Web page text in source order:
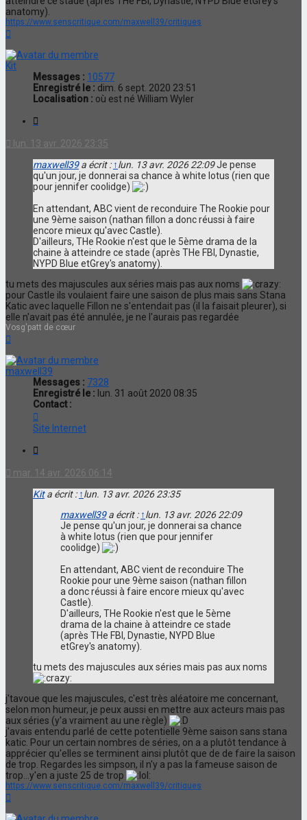
anatomy).
https://www.senscritique.com/maxwell39/critiques
Kit
Messages : 10577
Enregistré le : dim. 6 sept. 2020 23:51
Localisation : où est né William Wyler
lun. 13 avr. 2026 23:35
maxwell39a écrit : ↑lun. 13 avr. 2026 22:09Je pense
qu'un jour, je donnerai sa chance à white lotus (rien que
pour jennifer coolidge)
En attendant, ABC vient de reconduire The Rookie pour
une 9ème saison (nathan fillon a donc réussi à faire
encore mieux qu'avec Castle).
D'ailleurs, THe Rookie n'est que le 5ème drama de la
chaine à atteindre ce stade (après THe FBI, Dynastie,
NYPD Blue etGrey's anatomy).
tu mets des majuscules aux séries mais pas aux noms
pour Castle ils voulaient faire une saison de plus mais sans Stana
Katic avec laquelle Fillon ne s'entendait pas (il la faisait pleurer), si
elle n'avait pas été annulée, je ne l'aurais pas regardée
Vosg'patt de cœur
maxwell39
Messages : 7328
Enregistré le : lun. 31 août 2020 08:35
Contact :
maxwell39
Site Internet
mar. 14 avr. 2026 06:14
Kita écrit : ↑lun. 13 avr. 2026 23:35
maxwell39a écrit : ↑lun. 13 avr. 2026 22:09
Je pense qu'un jour, je donnerai sa chance
à white lotus (rien que pour jennifer
coolidge)
En attendant, ABC vient de reconduire The
Rookie pour une 9ème saison (nathan fillon
a donc réussi à faire encore mieux qu'avec
Castle).
D'ailleurs, THe Rookie n'est que le 5ème
drama de la chaine à atteindre ce stade
(après THe FBI, Dynastie, NYPD Blue
etGrey's anatomy).
tu mets des majuscules aux séries mais pas aux noms
j'tavoue que les majuscules, c'est très aléatoire me concernant,
selon mon humeur, je peux aussi en mettre aux acteurs mais pas
aux séries (y'a vraiment au une règle)
j'avais entendu parlé de cette potentielle 9ème saison sans stana
katic. Pour un certain nombres de séries, on a a plutôt tendance à
apprécier qu'elles se terminent ainsi plutôt que de de faire la saison
de trop. Regardes les simpson, il n'y a pas la fameuse saison de
trop...y'en a juste 25 de trop
https://www.senscritique.com/maxwell39/critiques